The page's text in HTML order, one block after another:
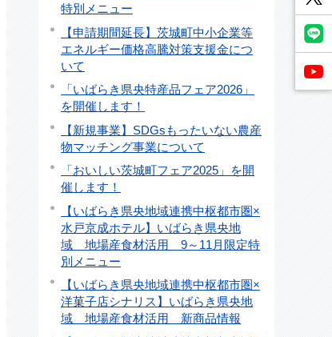
特別メニュー
【申請期間延長】茨城町中小企業等
エネルギー価格高騰対策支援金につ
いて
「いばらき県央特産品フェア2026」
を開催します！
【新規事業】SDGsもったいない農産
物マッチング事業について
「おいしい茨城町フェア2025」を開
催します！
【いばらき県央地域連携中枢都市圏×
水戸京成ホテル】いばらき県央地
域 地場産食材活用 9～11月限定特
別メニュー
【いばらき県央地域連携中枢都市圏×
洋菓子店シナリス】いばらき県央地
域 地場産食材活用 新商品情報